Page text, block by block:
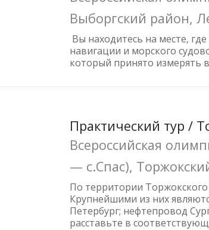
Выборгский район,
Вы находитесь на месте,
навигации и морского
который принято измерять
Практический тур /
Всероссийская
— с.Спас),
По территории
Крупнейшими из них
Петербург; нефтепровод
расставьте в